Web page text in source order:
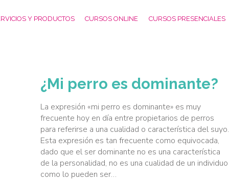
Y PRODUCTOS CURSOS ONLINE CURSOS PRESENCIALES
¿Mi perro es dominante?
La expresión «mi perro es dominante» es muy
frecuente hoy en día entre propietarios de perros
para referirse a una cualidad o característica del suyo.
Esta expresión es tan frecuente como equivocada,
dado que el ser dominante no es una característica
de la personalidad, no es una cualidad de un individuo
como lo pueden ser…